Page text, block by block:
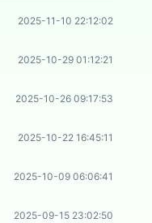
2025-11-10 22:12:02
2025-10-29 01:12:21
2025-10-26 09:17:53
2025-10-22 16:45:11
2025-10-09 06:06:41
2025-09-15 23:02:50